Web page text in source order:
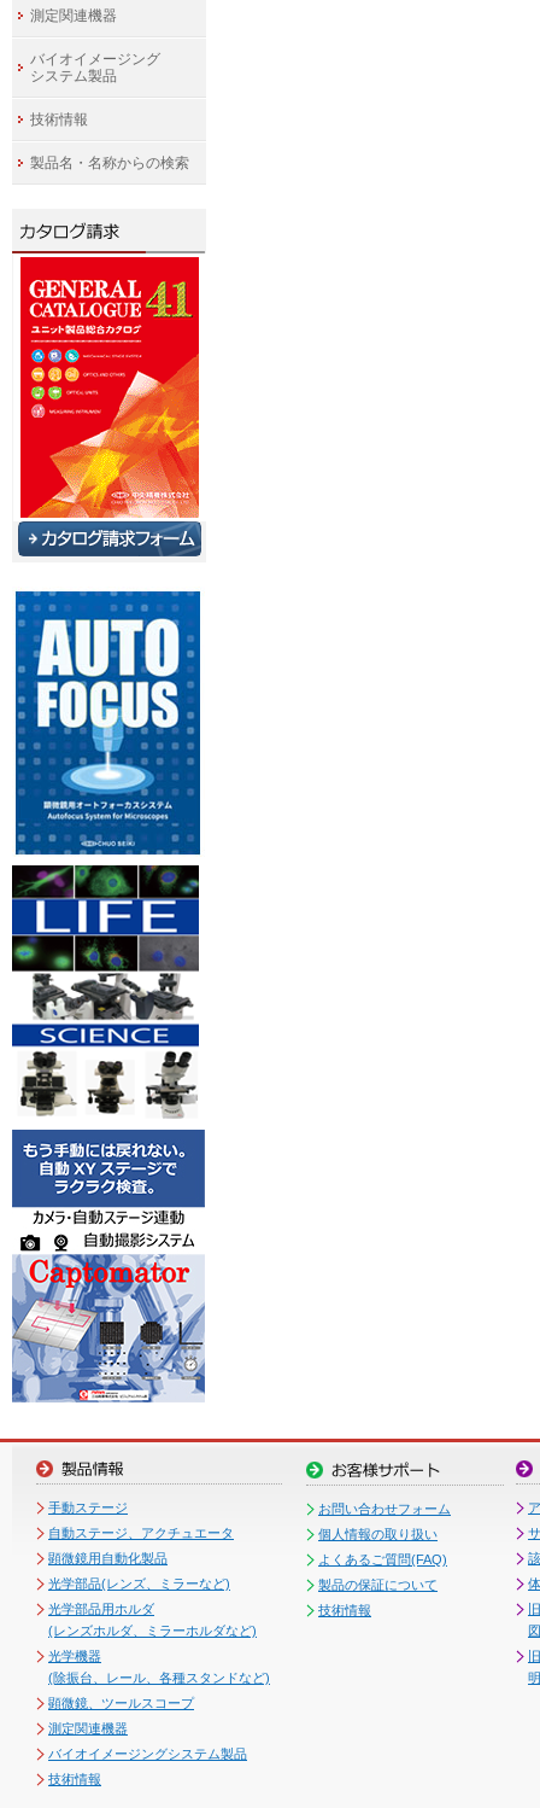
測定関連機器
バイオイメージング
システム製品
技術情報
製品名・名称からの検索
手動ステージ
自動ステージ、アクチュエータ
顕微鏡用自動化製品
光学部品(レンズ、ミラーなど)
光学部品用ホルダ
(レンズホルダ、ミラーホルダなど)
光学機器
(除振台、レール、各種スタンドなど)
顕微鏡、ツールスコープ
測定関連機器
バイオイメージングシステム製品
技術情報
お問い合わせフォーム
個人情報の取り扱い
よくあるご質問(FAQ)
製品の保証について
技術情報